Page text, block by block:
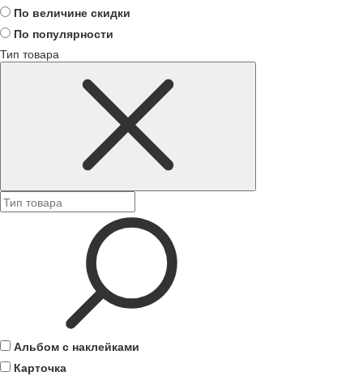
По величине скидки
По популярности
Тип товара
Альбом с наклейками
Карточка